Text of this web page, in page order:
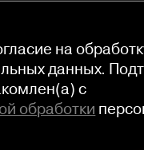
на
данных.
с
обработки